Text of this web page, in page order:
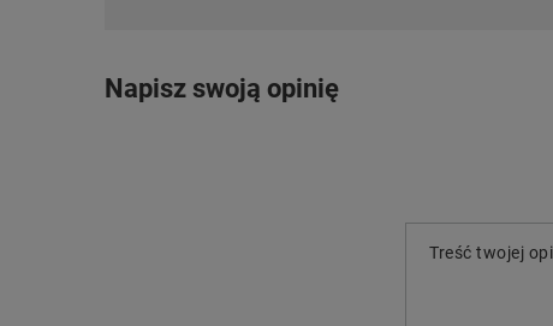
Napisz swoją opinię
Treść twojej